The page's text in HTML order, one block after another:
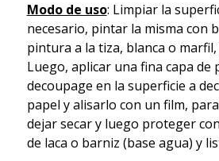
Modo de uso: Limpiar la
necesario, pintar la misma con
pintura a la tiza, blanca o marfil,
Luego, aplicar una fina capa de
decoupage en la superficie a
papel y alisarlo con un film,
dejar secar y luego proteger
de laca o barniz (base agua) y